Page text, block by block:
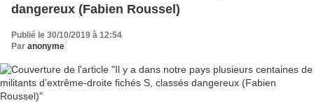
dangereux (Fabien Roussel)
Publié le 30/10/2019 à 12:54
Par anonyme